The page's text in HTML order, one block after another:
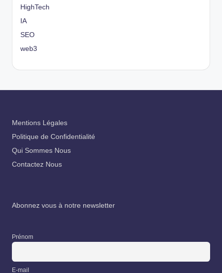
HighTech
IA
SEO
web3
Mentions Légales
Politique de Confidentialité
Qui Sommes Nous
Contactez Nous
Abonnez vous à notre newsletter
Prénom
E-mail